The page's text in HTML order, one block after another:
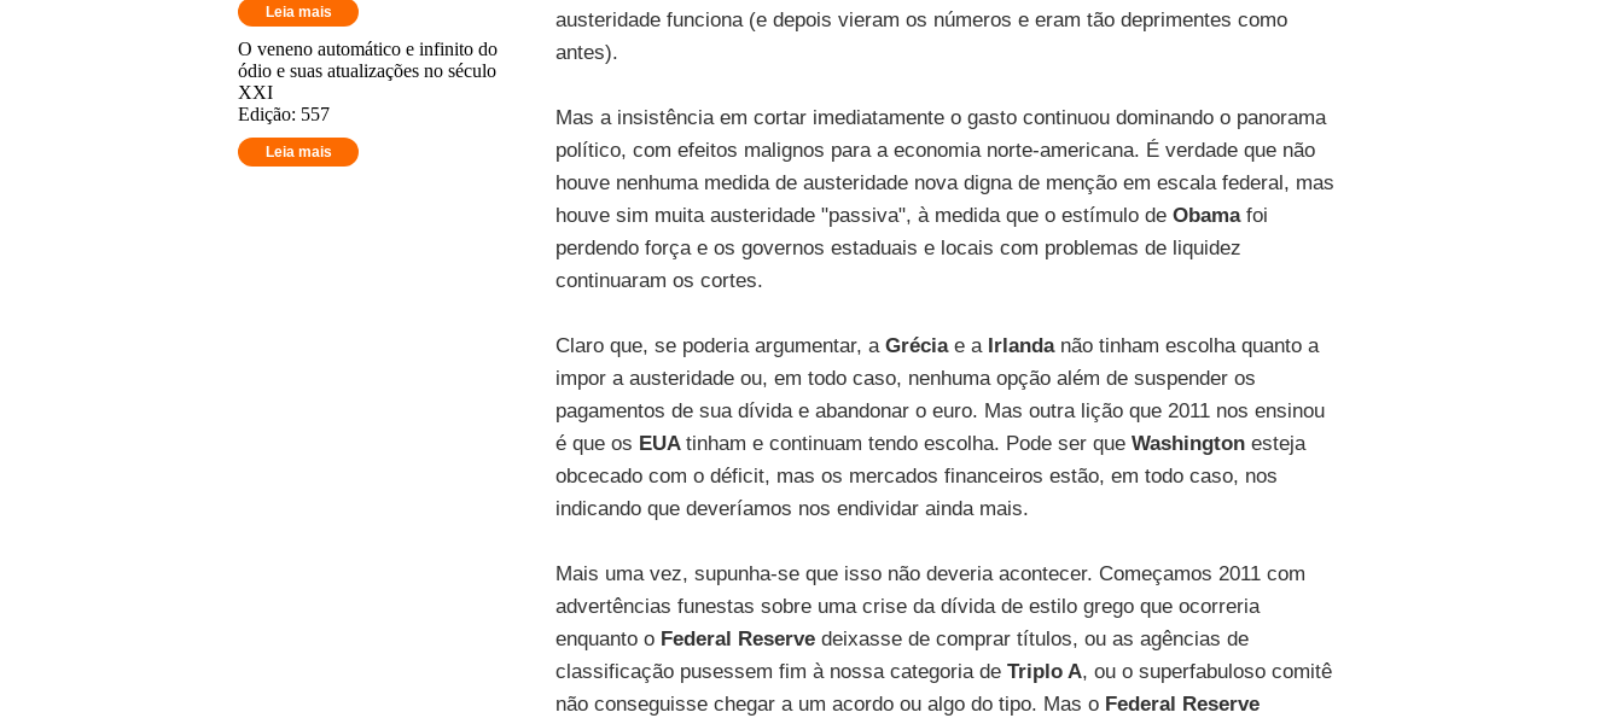
Leia mais
O veneno automático e infinito do
ódio e suas atualizações no século
XXI
Edição: 557
Leia mais
austeridade funciona (e depois vieram os números e eram tão deprimentes como
antes).
Mas a insistência em cortar imediatamente o gasto continuou dominando o panorama
político, com efeitos malignos para a economia norte-americana. É verdade que não
houve nenhuma medida de austeridade nova digna de menção em escala federal, mas
houve sim muita austeridade "passiva", à medida que o estímulo de Obama foi
perdendo força e os governos estaduais e locais com problemas de liquidez
continuaram os cortes.
Claro que, se poderia argumentar, a Grécia e a Irlanda não tinham escolha quanto a
impor a austeridade ou, em todo caso, nenhuma opção além de suspender os
pagamentos de sua dívida e abandonar o euro. Mas outra lição que 2011 nos ensinou
é que os EUA tinham e continuam tendo escolha. Pode ser que Washington esteja
obcecado com o déficit, mas os mercados financeiros estão, em todo caso, nos
indicando que deveríamos nos endividar ainda mais.
Mais uma vez, supunha-se que isso não deveria acontecer. Começamos 2011 com
advertências funestas sobre uma crise da dívida de estilo grego que ocorreria
enquanto o Federal Reserve deixasse de comprar títulos, ou as agências de
classificação pusessem fim à nossa categoria de Triplo A, ou o superfabuloso comitê
não conseguisse chegar a um acordo ou algo do tipo. Mas o Federal Reserve